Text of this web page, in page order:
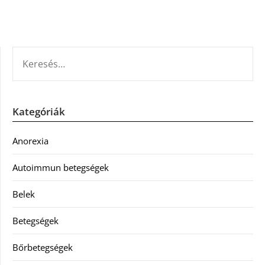
Kategóriák
Anorexia
Autoimmun betegségek
Belek
Betegségek
Bőrbetegségek